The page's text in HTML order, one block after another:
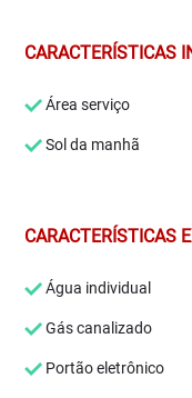
CARACTERÍSTICAS
Área serviço
Sol da manhã
CARACTERÍSTICAS
Água individual
Gás canalizado
Portão eletrônico